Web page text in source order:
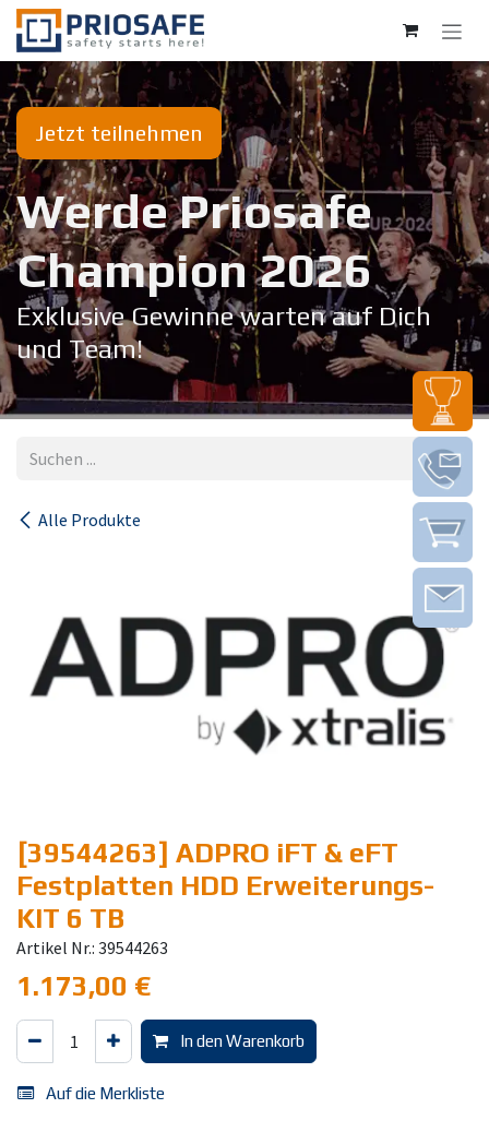
Zum Inhalt springen
Jetzt teilnehmen
Werde Priosafe
Champion 20​26
Exklusive Gewinne warten auf Dich
und Team!
Alle Produkte
[39544263] ADPRO iFT & eFT
Festplatten HDD Erweiterungs-
KIT 6 TB
Artikel Nr.: 39544263
1.173,00 €
In den Warenkorb
Auf die Merkliste